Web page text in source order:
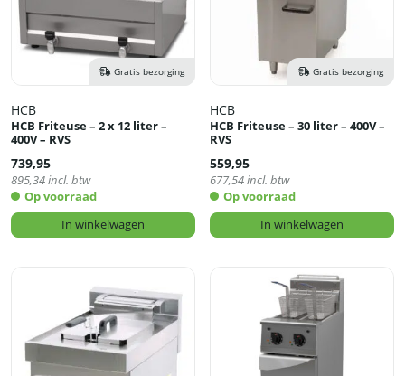
Gratis bezorging
HCB
HCB Friteuse – 2 x 12 liter –
400V – RVS
739,95
895,34incl. btw
Op voorraad
In winkelwagen
Gratis bezorging
HCB
HCB Friteuse – 30 liter – 400V –
RVS
559,95
677,54incl. btw
Op voorraad
In winkelwagen